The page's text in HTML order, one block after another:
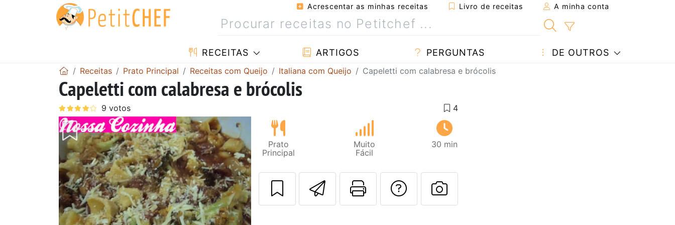
Acrescentar as minhas receitas Livro de receitas A minha conta
RECEITAS ARTIGOS PERGUNTAS DE OUTROS
Receitas Prato Principal Receitas com Queijo Italiana com Queijo Capeletti com calabresa e brócolis
Capeletti com calabresa e brócolis
Prato
Principal
Muito
Fácil
30 min
Enviar esta receita a um amigo
Imprima esta página
Falar com o autor da receita
Fez esta receita? Compartilhe